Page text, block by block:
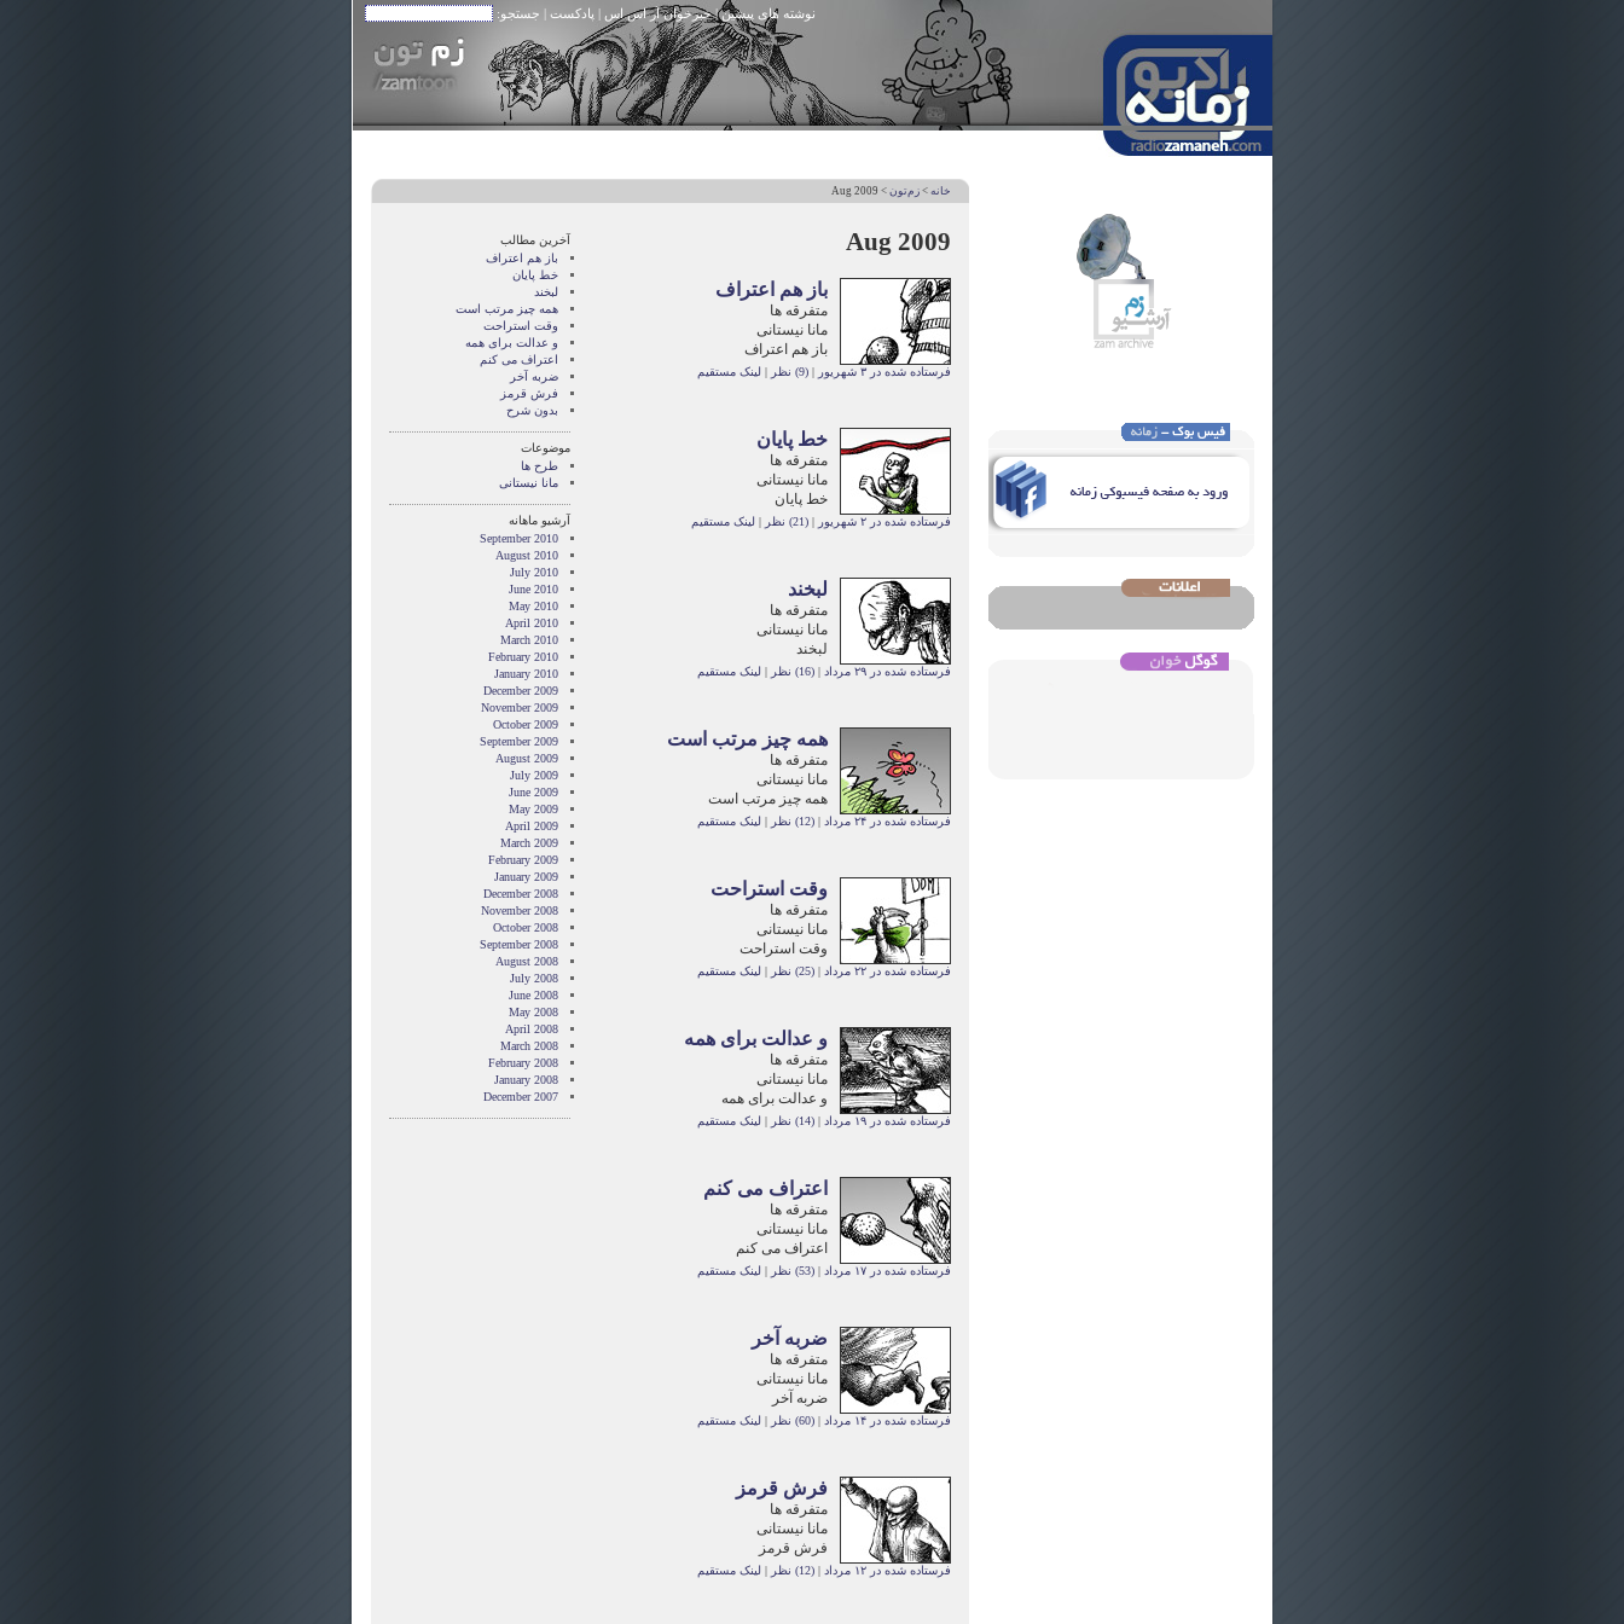
نوشته های پیشین|خبرخوان آر اس اس | پادکست | جستجو:
خانه >زم‌تون > Aug 2009
Aug 2009
باز هم اعتراف
متفرقه ها
مانا نیستانی
باز هم اعتراف
فرستاده شده در ۳ شهریور |(9) نظر | لینک مستقیم
خط پایان
متفرقه ها
مانا نیستانی
خط پایان
فرستاده شده در ۲ شهریور |(21) نظر | لینک مستقیم
لبخند
متفرقه ها
مانا نیستانی
لبخند
فرستاده شده در ۲۹ مرداد |(16) نظر | لینک مستقیم
همه چیز مرتب است
متفرقه ها
مانا نیستانی
همه چیز مرتب است
فرستاده شده در ۲۴ مرداد |(12) نظر | لینک مستقیم
وقت استراحت
متفرقه ها
مانا نیستانی
وقت استراحت
فرستاده شده در ۲۲ مرداد |(25) نظر | لینک مستقیم
و عدالت برای همه
متفرقه ها
مانا نیستانی
و عدالت برای همه
فرستاده شده در ۱۹ مرداد |(14) نظر | لینک مستقیم
اعتراف می کنم
متفرقه ها
مانا نیستانی
اعتراف می کنم
فرستاده شده در ۱۷ مرداد |(53) نظر | لینک مستقیم
ضربه آخر
متفرقه ها
مانا نیستانی
ضربه آخر
فرستاده شده در ۱۴ مرداد |(60) نظر | لینک مستقیم
فرش قرمز
متفرقه ها
مانا نیستانی
فرش قرمز
فرستاده شده در ۱۲ مرداد |(12) نظر | لینک مستقیم
آخرین مطالب
باز هم اعتراف
خط پایان
لبخند
همه چیز مرتب است
وقت استراحت
و عدالت برای همه
اعتراف می کنم
ضربه آخر
فرش قرمز
بدون شرح
موضوعات
طرح ها
مانا نیستانی
آرشیو ماهانه
September 2010
August 2010
July 2010
June 2010
May 2010
April 2010
March 2010
February 2010
January 2010
December 2009
November 2009
October 2009
September 2009
August 2009
July 2009
June 2009
May 2009
April 2009
March 2009
February 2009
January 2009
December 2008
November 2008
October 2008
September 2008
August 2008
July 2008
June 2008
May 2008
April 2008
March 2008
February 2008
January 2008
December 2007